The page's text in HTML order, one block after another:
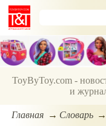
ToyByToy.com -
и
Главная Словарь